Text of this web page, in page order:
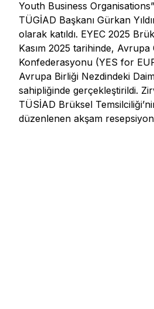
Youth Business
TÜGİAD Başkanı Gürkan
olarak katıldı. EYEC 2025
Kasım 2025 tarihinde,
Konfederasyonu (YES for
Avrupa Birliği Nezdindeki
sahipliğinde gerçekleştirildi.
TÜSİAD Brüksel
düzenlenen akşam